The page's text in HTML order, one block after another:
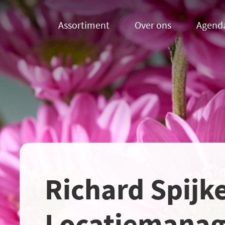
Assortiment Over ons
Richard